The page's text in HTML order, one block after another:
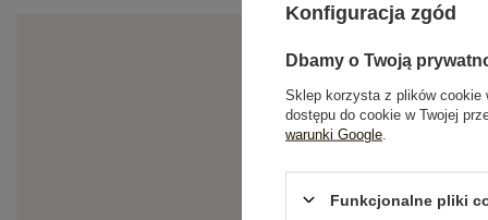
Konfiguracja zgód
Dbamy o Twoją
Sklep korzysta z plików cookie
dostępu do cookie w Twojej
warunki Google
Funkcjonalne pliki